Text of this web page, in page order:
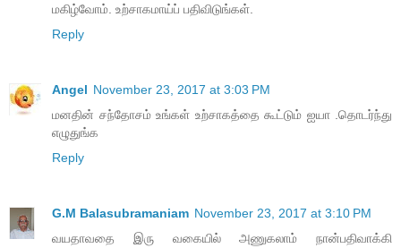
மகிழ்வோம். உற்சாகமாய்ப் பதிவிடுங்கள்.
Reply
Angel November 23, 2017 at 3:03 PM
மனதின் சந்தோசம் உங்கள் உற்சாகத்தை கூட்டும் ஐயா .தொடர்ந்து
எழுதுங்க
Reply
G.M Balasubramaniam November 23, 2017 at 3:10 PM
வயதாவதை இரு வகையில் அணுகலாம் நான்பதிவாக்கி